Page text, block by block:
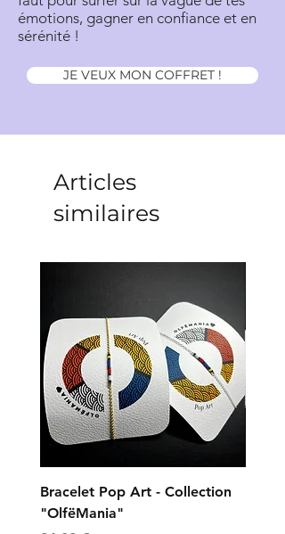
émotions, gagner en confiance et en
sérénité !
JE VEUX MON COFFRET !
Articles
similaires
Bracelet Pop Art - Collection
"OlfëMania"